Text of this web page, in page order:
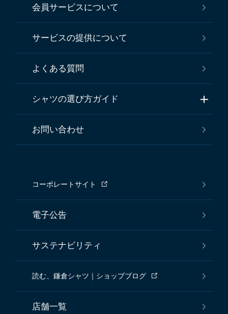
会員サービスについて
サービスの提供について
よくある質問
シャツの選び方ガイド
お問い合わせ
コーポレートサイト
電子公告
サステナビリティ
読む、鎌倉シャツ｜ショップブログ
店舗一覧